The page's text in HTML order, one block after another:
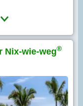
Nix-wie-weg®